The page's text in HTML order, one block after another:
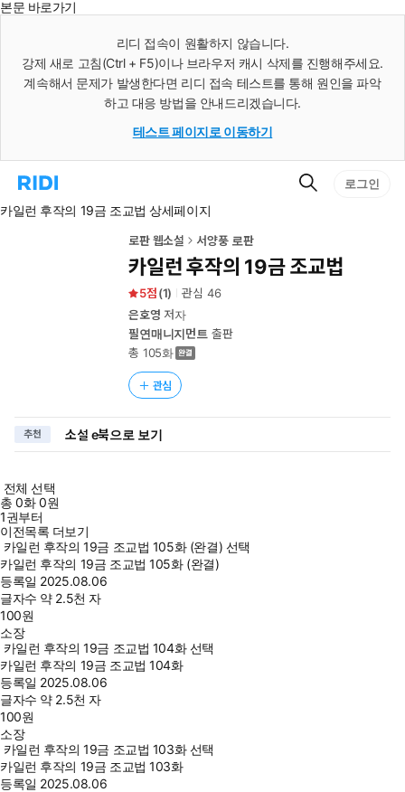
본문 바로가기
리디 접속이 원활하지 않습니다.
강제 새로 고침(Ctrl + F5)이나 브라우저 캐시 삭제를 진행해주세요.
계속해서 문제가 발생한다면 리디 접속 테스트를 통해 원인을 파악
하고 대응 방법을 안내드리겠습니다.
테스트 페이지로 이동하기
리
홈
검
로그인
카일런 후작의 19금 조교법 상세페이지
로판 웹소설 서양풍 로판
카일런 후작의 19금 조교법
5 (1) 관심 46
은호영 저자
필연매니지먼트 출판
총 105화
관심
추천 소설 e북으로 보기
전체 선택
총0화0원
1권부터
이전목록 더보기
카일런 후작의 19금 조교법 105화 (완결) 선택
카일런 후작의 19금 조교법 105화 (완결)
등록일 2025.08.06
글자수 약 2.5천 자
100원
소장
카일런 후작의 19금 조교법 104화 선택
카일런 후작의 19금 조교법 104화
등록일 2025.08.06
글자수 약 2.5천 자
100원
소장
카일런 후작의 19금 조교법 103화 선택
카일런 후작의 19금 조교법 103화
등록일 2025.08.06